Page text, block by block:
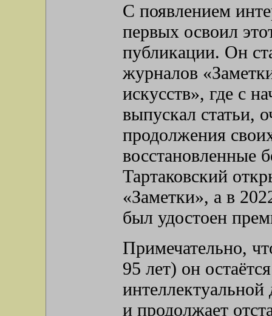
С появлением
первых освоил
публикации. Он
журналов
искусств», где с
выпускал статьи,
продолжения
восстановленные
Тартаковский
«Заметки», а в
был удостоен
Примечательно,
95 лет) он
и продолжает